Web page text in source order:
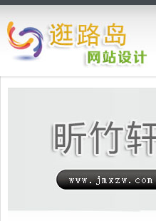
昕竹轩工作室-企业网站建设 企业网站模